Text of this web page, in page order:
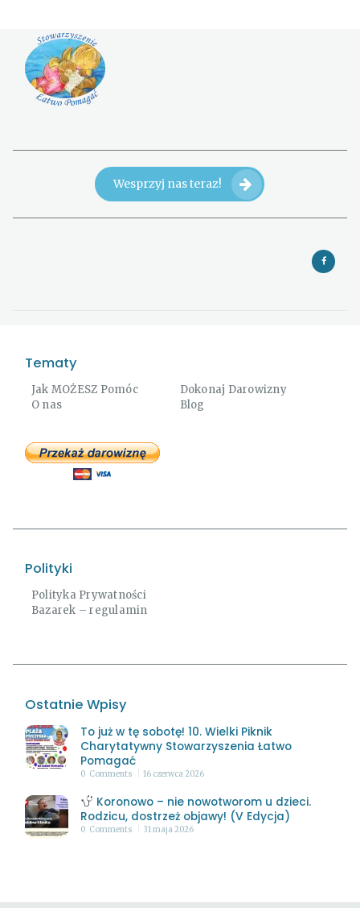
Wesprzyj nas teraz!
Tematy
Jak MOŻESZ Pomóc
Dokonaj Darowizny
O nas
Blog
Polityki
Polityka Prywatności
Bazarek – regulamin
Ostatnie Wpisy
To już w tę sobotę! 10. Wielki Piknik
Charytatywny Stowarzyszenia Łatwo
Pomagać
0 Comments 16 czerwca 2026
Koronowo – nie nowotworom u dzieci.
Rodzicu, dostrzeż objawy! (V Edycja)
0 Comments 31 maja 2026